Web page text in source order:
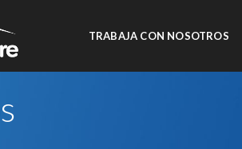
TRABAJA CON NOSOTROS